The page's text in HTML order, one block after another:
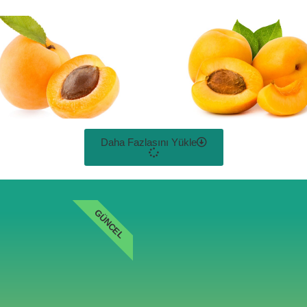
Daha Fazlasını Yükle
GÜNCEL